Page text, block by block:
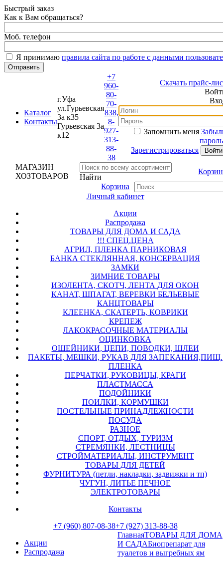
Быстрый заказ
Как к Вам обращаться?
Моб. телефон
Я принимаюправила сайта по работе с данными
Каталог
Контакты
г.Уфа
ул.Гурьевская
3а к35
Гурьевская 3а
к12
+7
960-
80-
70-
838,
8-
927-
313-
88-
38
Скачать прайс-лист
Войти
Вход
Запомнить меня Забыли
пароль?
Зарегистрироваться
МАГАЗИН
ХОЗТОВАРОВ
Найти
Корзина
Корзина
Личный кабинет
Акции
Распродажа
ТОВАРЫ ДЛЯ ДОМА И САДА
!!! СПЕЦ.ЦЕНА
АГРИЛ, ПЛЕНКА ПАРНИКОВАЯ
БАНКА СТЕКЛЯННАЯ, КОНСЕРВАЦИЯ
ЗАМКИ
ЗИМНИЕ ТОВАРЫ
ИЗОЛЕНТА, СКОТЧ, ЛЕНТА ДЛЯ ОКОН
КАНАТ, ШПАГАТ, ВЕРЕВКИ БЕЛЬЕВЫЕ
КАНЦТОВАРЫ
КЛЕЕНКА, СКАТЕРТЬ, КОВРИКИ
КРЕПЕЖ
ЛАКОКРАСОЧНЫЕ МАТЕРИАЛЫ
ОЦИНКОВКА
ОШЕЙНИКИ, ЦЕПИ, ПОВОДКИ, ШЛЕИ
ПАКЕТЫ, МЕШКИ, РУКАВ ДЛЯ ЗАПЕКАНИЯ,ПИЩ.
ПЛЕНКА
ПЕРЧАТКИ, РУКОВИЦЫ, КРАГИ
ПЛАСТМАССА
ПОДОЙНИКИ
ПОИЛКИ, КОРМУШКИ
ПОСТЕЛЬНЫЕ ПРИНАДЛЕЖНОСТИ
ПОСУДА
РАЗНОЕ
СПОРТ, ОТДЫХ, ТУРИЗМ
СТРЕМЯНКИ, ЛЕСТНИЦЫ
СТРОЙМАТЕРИАЛЫ, ИНСТРУМЕНТ
ТОВАРЫ ДЛЯ ДЕТЕЙ
ФУРНИТУРА (петли, накладки, задвижки и тп)
ЧУГУН, ЛИТЬЕ ПЕЧНОЕ
ЭЛЕКТРОТОВАРЫ
Контакты
+7 (960) 807-08-38+7 (927) 313-88-38
Акции
Распродажа
ГлавнаяТОВАРЫ ДЛЯ ДОМА
И САДАБиопрепарат для
туалетов и выгребных ям